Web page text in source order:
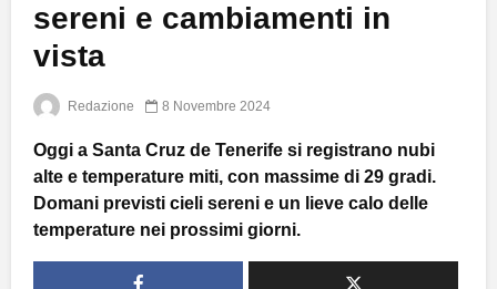
sereni e cambiamenti in
vista
Redazione 8 Novembre 2024
Oggi a Santa Cruz de Tenerife si registrano nubi
alte e temperature miti, con massime di 29 gradi.
Domani previsti cieli sereni e un lieve calo delle
temperature nei prossimi giorni.